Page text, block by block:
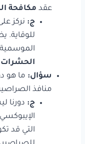
عقد مكافحة
ج: نركز
للوقاية.
الحشرات
سؤال: ما هو
منافذ
ج: دورنا
التي قد